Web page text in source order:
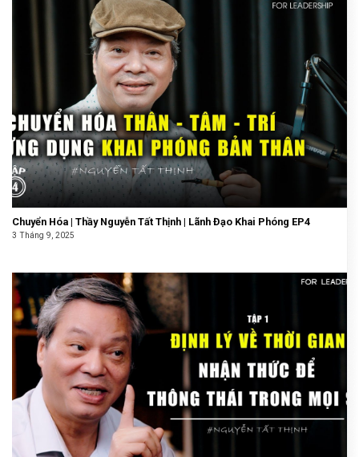
Chuyển Hóa | Thầy Nguyễn Tất Thịnh | Lãnh Đạo Khai Phóng EP4
3 Tháng 9, 2025